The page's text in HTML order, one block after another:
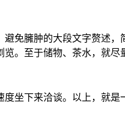
免臃肿的大段文字赘述
。至于储物、茶水，就尽
坐下来洽谈。以上，就是